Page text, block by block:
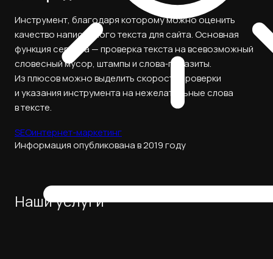
Инструмент, благодаря которому можно оценить
качество написанного текста для сайта. Основная
функция сервиса — проверка текста на всевозможный
словесный мусор, штампы и слова‑паразиты.
Из плюсов можно выделить скорость проверки
и указания инструмента на нежелательные слова
в тексте.
SEOинтернет-маркетинг
Информация опубликована в 2019 году
Наши услуги